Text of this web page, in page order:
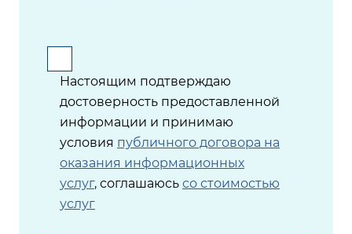
Настоящим подтверждаю
достоверность предоставленной
информации и принимаю
условия публичного договора на
оказания информационных
услуг, соглашаюсь со стоимостью
услуг